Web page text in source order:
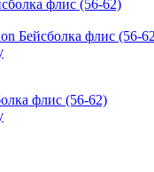
Бейсболка флис (56-
флис (56-62)